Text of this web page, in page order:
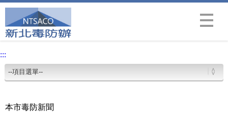
Menu
:::
本市毒防新聞